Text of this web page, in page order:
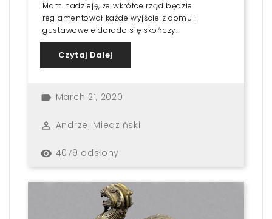
Mam nadzieję, że wkrótce rząd będzie
reglamentował każde wyjście z domu i
gustawowe eldorado się skończy.
Czytaj Dalej
label March 21, 2020
perm_identity Andrzej Miedziński
remove_red_eye 4079 odsłony